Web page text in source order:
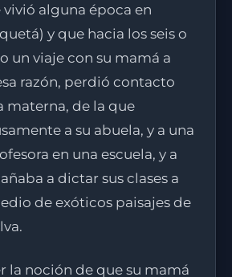
alguna época en
y que hacia los seis o
un viaje con su mamá a
razón, perdió contacto
materna, de la que
a su abuela, y a una
en una escuela, y a
a dictar sus clases a
de exóticos paisajes de
la noción de que su mamá